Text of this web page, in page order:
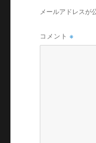
メールアドレスが
コメント※